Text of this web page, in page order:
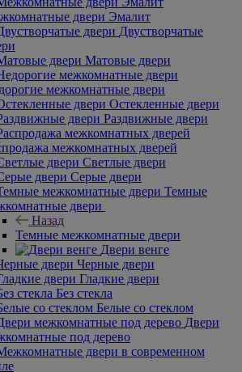
двери Эмалит
Двустворчатые
Матовые двери
межкомнатные двери
Остекленные двери
Раздвижные двери
межкомнатных дверей
Светлые двери
Серые двери
Темные
двери
Назад
Темные межкомнатные двери
Двери венге
Черные двери
Гладкие двери
Без стекла
Белые со стеклом
Двери
под дерево